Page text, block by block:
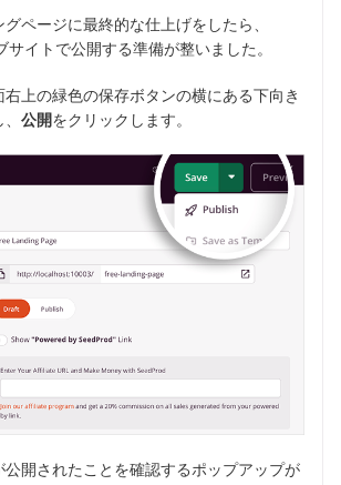
ページに最終的な仕上げをしたら、
イトで公開する準備が整いました。
上の緑色の保存ボタンの横にある下向き
公開をクリックします。
開されたことを確認するポップアップが